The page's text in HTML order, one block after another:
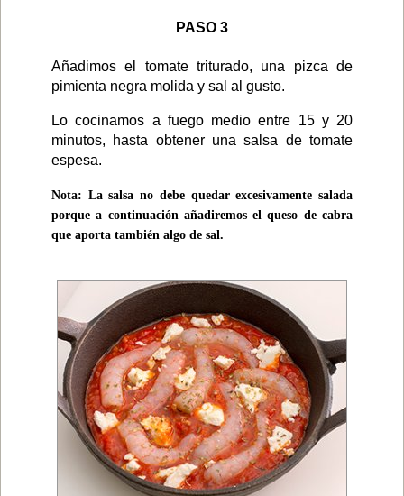
PASO 3
Añadimos el tomate triturado, una pizca de
pimienta negra molida y sal al gusto.
Lo cocinamos a fuego medio entre 15 y 20
minutos, hasta obtener una salsa de tomate
espesa.
Nota: La salsa no debe quedar excesivamente salada
porque a continuación añadiremos el queso de cabra
que aporta también algo de sal.